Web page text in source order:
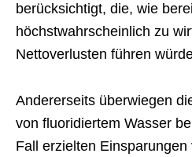
berücksichtigt, die, wie
höchstwahrscheinlich zu
Nettoverlusten führen
Andererseits überwiegen
von fluoridiertem Wasser
Fall erzielten